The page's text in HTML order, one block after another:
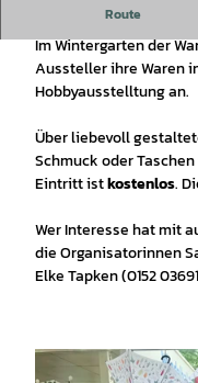
Route
Kunst- und
Im Wintergarten der
Aussteller ihre Waren
Hobbyausstelltung an.
Über liebevoll
Schmuck oder
Eintritt istkostenlos.
Wer Interesse hat mit
die Organisatorinnen
Elke Tapken (0152